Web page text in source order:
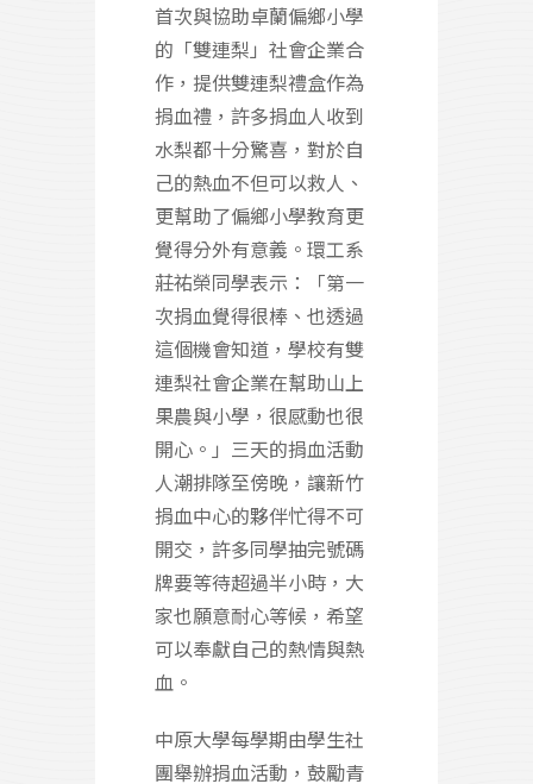
首次與協助卓蘭偏鄉小學
的「雙連梨」社會企業合
作，提供雙連梨禮盒作為
捐血禮，許多捐血人收到
水梨都十分驚喜，對於自
己的熱血不但可以救人、
更幫助了偏鄉小學教育更
覺得分外有意義。環工系
莊祐榮同學表示：「第一
次捐血覺得很棒、也透過
這個機會知道，學校有雙
連梨社會企業在幫助山上
果農與小學，很感動也很
開心。」三天的捐血活動
人潮排隊至傍晚，讓新竹
捐血中心的夥伴忙得不可
開交，許多同學抽完號碼
牌要等待超過半小時，大
家也願意耐心等候，希望
可以奉獻自己的熱情與熱
血。
中原大學每學期由學生社
團舉辦捐血活動，鼓勵青